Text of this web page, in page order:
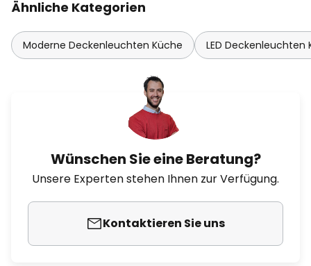
Ähnliche Kategorien
Moderne Deckenleuchten Küche LED Deckenleuchten
Wünschen Sie eine Beratung?
Unsere Experten stehen Ihnen zur Verfügung.
Kontaktieren Sie uns